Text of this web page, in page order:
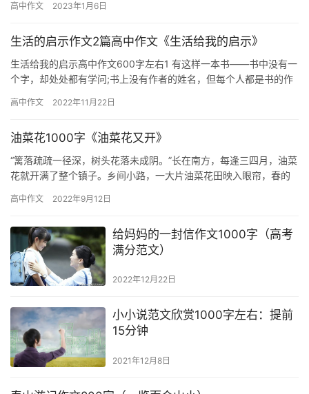
招…
高中作文 2023年1月6日
生活的启示作文2篇高中作文《生活给我的启示》
生活给我的启示高中作文600字左右1 有这样一本书——书中没有一
个字，却处处都有学问;书上没有作者的姓名，但每个人都是书的作
高中作文 2022年11月22日
油菜花1000字《油菜花又开》
“篱落疏疏一径深，树头花落未成阴。”长在南方，每逢三四月，油菜
花就开满了整个镇子。乡间小路，一大片油菜花田映入眼帘，春的
了…
高中作文 2022年9月12日
给妈妈的一封信作文1000字（高考
满分范文）
2022年12月22日
小小说范文欣赏1000字左右：提前
15分钟
2021年12月8日